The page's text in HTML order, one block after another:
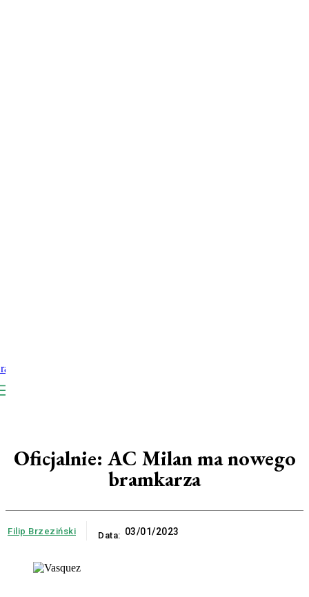
Oficjalnie: AC Milan ma nowego
bramkarza
Filip Brzeziński Data: 03/01/2023